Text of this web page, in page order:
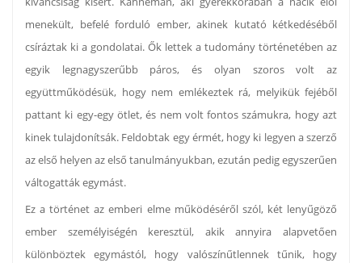
menekült, befelé forduló ember, akinek kutató kétkedéséből
csíráztak ki a gondolatai. Ők lettek a tudomány történetében az
egyik legnagyszerűbb páros, és olyan szoros volt az
együttműködésük, hogy nem emlékeztek rá, melyikük fejéből
pattant ki egy-egy ötlet, és nem volt fontos számukra, hogy azt
kinek tulajdonítsák. Feldobtak egy érmét, hogy ki legyen a szerző
az első helyen az első tanulmányukban, ezután pedig egyszerűen
váltogatták egymást.
Ez a történet az emberi elme működéséről szól, két lenyűgöző
ember személyiségén keresztül, akik annyira alapvetően
különböztek egymástól, hogy valószínűtlennek tűnik, hogy